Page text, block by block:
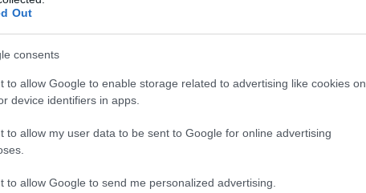
Out
consents
to allow Google to enable storage related to advertising like cookies on
device identifiers in apps.
to allow my user data to be sent to Google for online advertising
to allow Google to send me personalized advertising.